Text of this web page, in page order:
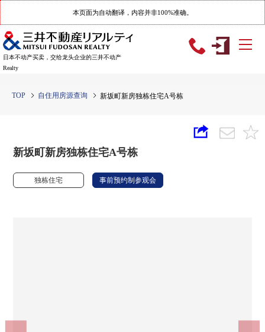
本页面为自动翻译，内容并非100%准确。
日本不动产买卖，交给龙头企业的三井不动产
Realty
TOP 自住用房源查询 新坂町新房独栋住宅A号栋
新坂町新房独栋住宅A号栋
独栋住宅 事前预约制参观会